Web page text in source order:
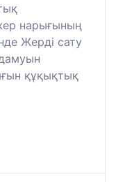
нарығының
Жерді сату
құқықтық